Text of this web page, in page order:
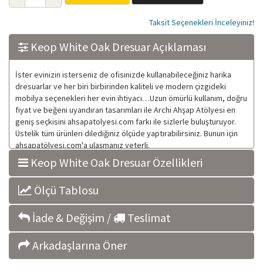
Taksit Seçenekleri İnceleyiniz!
Keop White Oak Dresuar Açıklaması
İster evinizin isterseniz de ofisinizde kullanabileceğiniz harika
dresuarlar ve her biri birbirinden kaliteli ve modern çizgideki
mobilya seçenekleri her evin ihtiyacı…Uzun ömürlü kullanım, doğru
fiyat ve beğeni uyandıran tasarımları ile Archi Ahşap Atölyesi en
geniş seçkisini ahsapatolyesi.com farkı ile sizlerle buluşturuyor.
Üstelik tüm ürünleri dilediğiniz ölçüde yaptırabilirsiniz. Bunun için
ahsapatölyesi.com'a ulaşmanız yeterli.
Keop White Oak Dresuar Özellikleri
Ölçü Tablosu
İade & Değişim /
Teslimat
Arkadaşlarına Öner